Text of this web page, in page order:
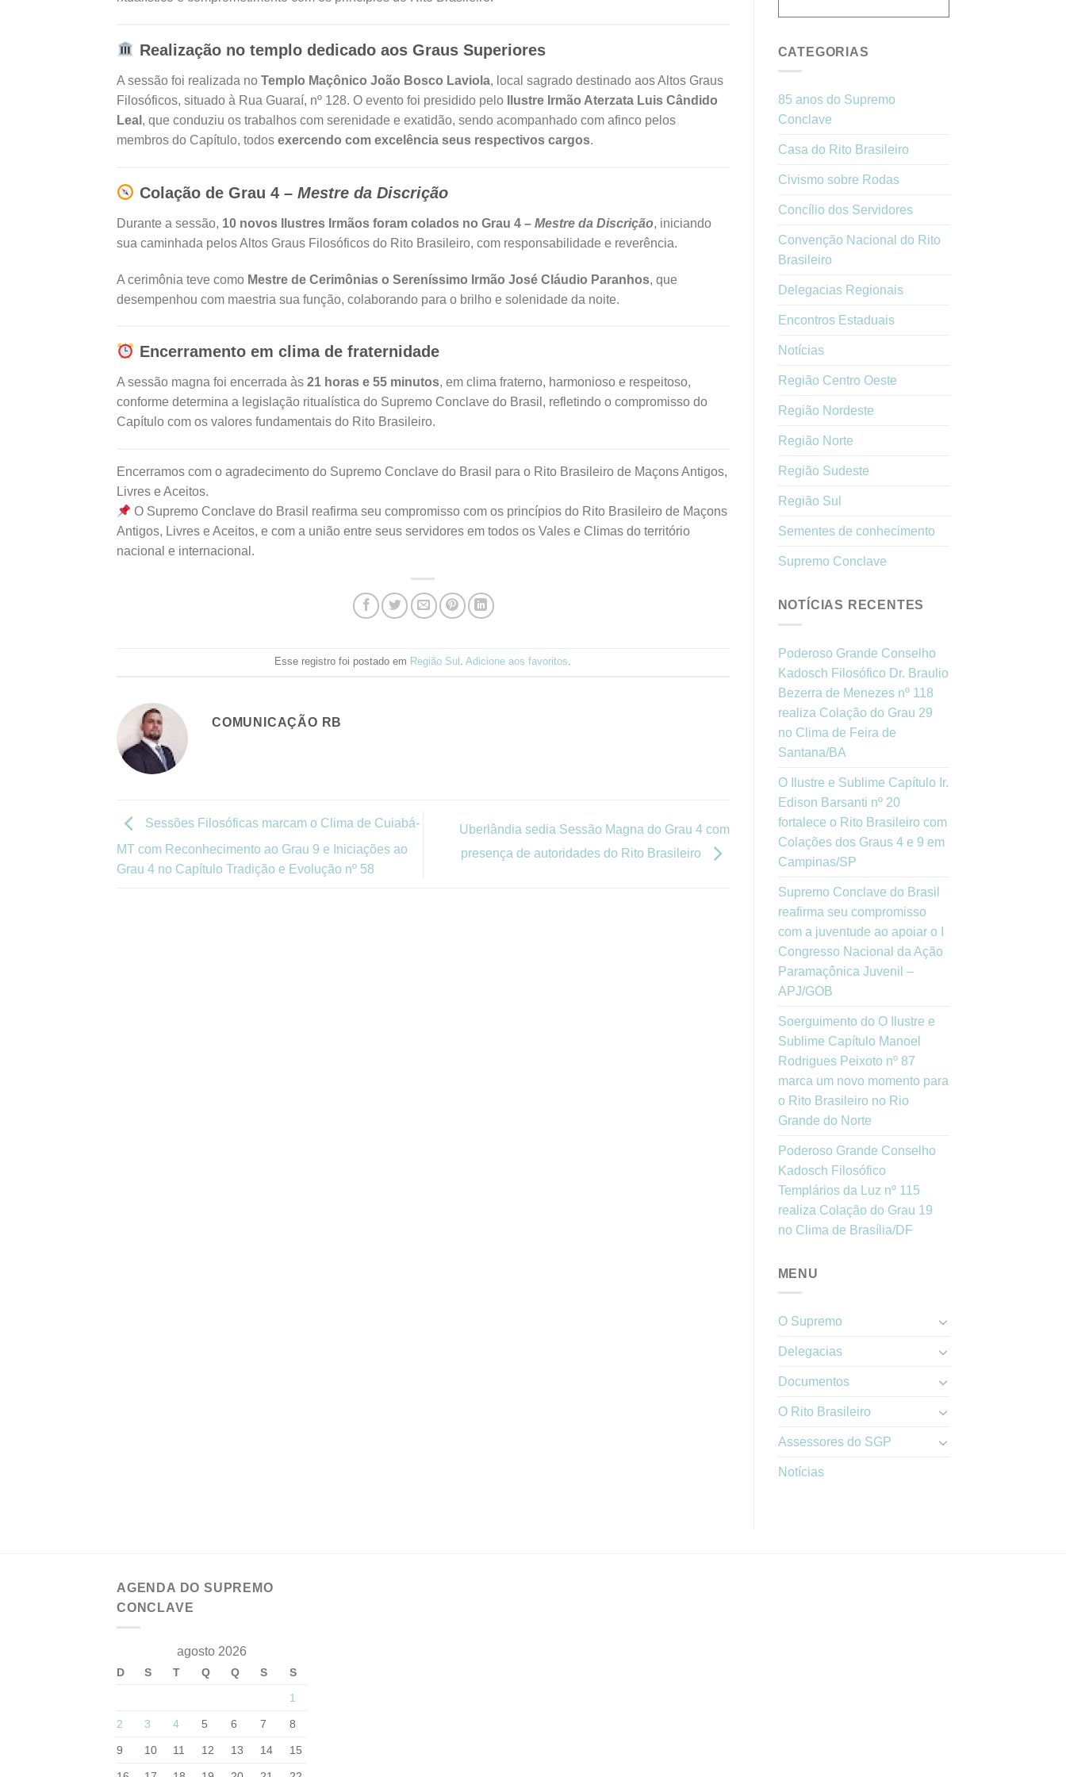
Realização no templo dedicado aos Graus Superiores
A sessão foi realizada no Templo Maçônico João Bosco Laviola, local sagrado destinado aos Altos Graus
Filosóficos, situado à Rua Guaraí, nº 128. O evento foi presidido pelo
Ilustre Irmão Aterzata Luis Cândido
Leal , que conduziu os trabalhos com serenidade e exatidão, sendo acompanhado com afinco pelos
membros do Capítulo, todos exercendo com excelência seus respectivos cargos.
Colação de Grau 4 – Mestre da Discrição
Durante a sessão, 10 novos Ilustres Irmãos foram colados no Grau 4 – Mestre da Discrição, iniciando
sua caminhada pelos Altos Graus Filosóficos do Rito Brasileiro, com responsabilidade e reverência.
A cerimônia teve como Mestre de Cerimônias o Sereníssimo Irmão José Cláudio Paranhos, que
desempenhou com maestria sua função, colaborando para o brilho e solenidade da noite.
Encerramento em clima de fraternidade
A sessão magna foi encerrada às 21 horas e 55 minutos, em clima fraterno, harmonioso e respeitoso,
conforme determina a legislação ritualística do Supremo Conclave do Brasil, refletindo o compromisso do
Capítulo com os valores fundamentais do Rito Brasileiro.
Encerramos com o agradecimento do Supremo Conclave do Brasil para o Rito Brasileiro de Maçons Antigos,
Livres e Aceitos.
O Supremo Conclave do Brasil reafirma seu compromisso com os princípios do Rito Brasileiro de Maçons
Antigos, Livres e Aceitos, e com a união entre seus servidores em todos os Vales e Climas do território
nacional e internacional.
Esse registro foi postado em Região Sul .Adicione aos favoritos.
COMUNICAÇÃO RB
Sessões Filosóficas marcam o Clima de Cuiabá-
MT com Reconhecimento ao Grau 9 e Iniciações ao
Grau 4 no Capítulo Tradição e Evolução nº 58
Uberlândia sedia Sessão Magna do Grau 4 com
presença de autoridades do Rito Brasileiro
CATEGORIAS
85 anos do Supremo
Conclave
Casa do Rito Brasileiro
Civismo sobre Rodas
Concílio dos Servidores
Convenção Nacional do Rito
Brasileiro
Delegacias Regionais
Encontros Estaduais
Notícias
Região Centro Oeste
Região Nordeste
Região Norte
Região Sudeste
Região Sul
Sementes de conhecimento
Supremo Conclave
NOTÍCIAS RECENTES
Poderoso Grande Conselho
Kadosch Filosófico Dr. Braulio
Bezerra de Menezes nº 118
realiza Colação do Grau 29
no Clima de Feira de
Santana/BA
O Ilustre e Sublime Capítulo Ir.
Edison Barsanti nº 20
fortalece o Rito Brasileiro com
Colações dos Graus 4 e 9 em
Campinas/SP
Supremo Conclave do Brasil
reafirma seu compromisso
com a juventude ao apoiar o I
Congresso Nacional da Ação
Paramaçônica Juvenil –
APJ/GOB
Soerguimento do O Ilustre e
Sublime Capítulo Manoel
Rodrigues Peixoto nº 87
marca um novo momento para
o Rito Brasileiro no Rio
Grande do Norte
Poderoso Grande Conselho
Kadosch Filosófico
Templários da Luz nº 115
realiza Colação do Grau 19
no Clima de Brasília/DF
MENU
O Supremo
Delegacias
Documentos
O Rito Brasileiro
Assessores do SGP
Notícias
AGENDA DO SUPREMO
CONCLAVE
agosto 2026
D S T Q Q S
S
1
2 3 4 5 6 7 8
9 10 11 12 13 14 15